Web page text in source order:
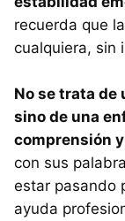
recuerda que
cualquiera, sin
No se trata de
sino de una
comprensión
con sus
estar pasando
ayuda